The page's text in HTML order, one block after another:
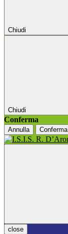
Chiudi
Chiudi
Conferma
Annulla Conferma
close